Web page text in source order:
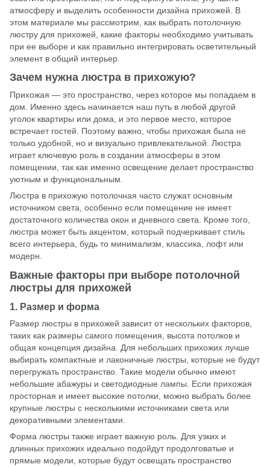
атмосферу и выделить особенности дизайна прихожей. В
этом материале мы рассмотрим, как выбрать потолочную
люстру для прихожей, какие факторы необходимо учитывать
при ее выборе и как правильно интегрировать осветительный
элемент в общий интерьер.
Зачем нужна люстра в прихожую?
Прихожая — это пространство, через которое мы попадаем в
дом. Именно здесь начинается наш путь в любой другой
уголок квартиры или дома, и это первое место, которое
встречает гостей. Поэтому важно, чтобы прихожая была не
только удобной, но и визуально привлекательной. Люстра
играет ключевую роль в создании атмосферы в этом
помещении, так как именно освещение делает пространство
уютным и функциональным.
Люстра в прихожую потолочная часто служат основным
источником света, особенно если помещение не имеет
достаточного количества окон и дневного света. Кроме того,
люстра может быть акцентом, который подчеркивает стиль
всего интерьера, будь то минимализм, классика, лофт или
модерн.
Важные факторы при выборе потолочной
люстры для прихожей
1. Размер и форма
Размер люстры в прихожей зависит от нескольких факторов,
таких как размеры самого помещения, высота потолков и
общая концепция дизайна. Для небольших прихожих лучше
выбирать компактные и лаконичные люстры, которые не будут
перегружать пространство. Такие модели обычно имеют
небольшие абажуры и светодиодные лампы. Если прихожая
просторная и имеет высокие потолки, можно выбрать более
крупные люстры с несколькими источниками света или
декоративными элементами.
Форма люстры также играет важную роль. Для узких и
длинных прихожих идеально подойдут продолговатые и
прямые модели, которые будут освещать пространство